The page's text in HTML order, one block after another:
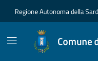
Regione Autonoma della
Comune